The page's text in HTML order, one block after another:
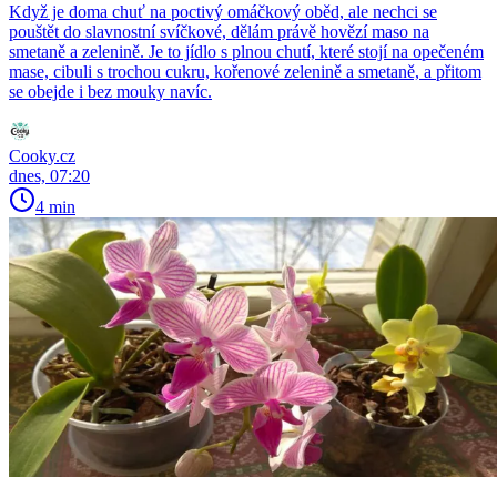
Když je doma chuť na poctivý omáčkový oběd, ale nechci se
pouštět do slavnostní svíčkové, dělám právě hovězí maso na
smetaně a zelenině. Je to jídlo s plnou chutí, které stojí na opečeném
mase, cibuli s trochou cukru, kořenové zelenině a smetaně, a přitom
se obejde i bez mouky navíc.
Cooky.cz
dnes, 07:20
4 min